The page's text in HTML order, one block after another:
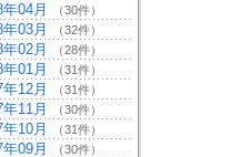
04月 （30件）
03月 （32件）
02月 （28件）
01月 （31件）
12月 （31件）
11月 （30件）
10月 （31件）
09月 （30件）